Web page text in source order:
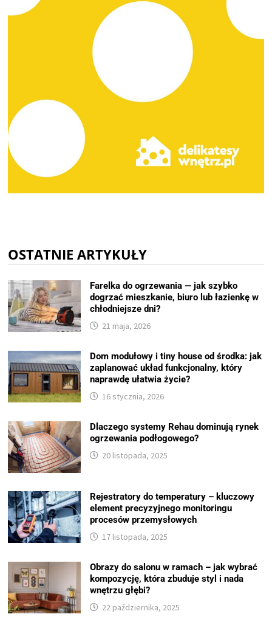
OSTATNIE ARTYKUŁY
Farelka do ogrzewania — jak szybko
dogrzać mieszkanie, biuro lub łazienkę w
chłodniejsze dni?
21 maja, 2026
Dom modułowy i tiny house od środka: jak
zaplanować układ funkcjonalny, który
naprawdę ułatwia życie?
16 stycznia, 2026
Dlaczego systemy Rehau dominują rynek
ogrzewania podłogowego?
20 listopada, 2025
Rejestratory do temperatury – kluczowy
element precyzyjnego monitoringu
procesów przemysłowych
17 listopada, 2025
Obrazy do salonu w ramach – jak wybrać
kompozycję, która zbuduje styl i nada
wnętrzu głębi?
22 października, 2025